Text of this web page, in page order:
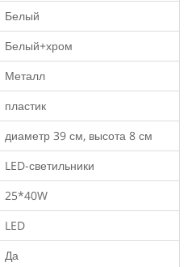
Белый
Белый+хром
Металл
пластик
диаметр 39 см, высота 8 см
LED-светильники
25*40W
LED
Да